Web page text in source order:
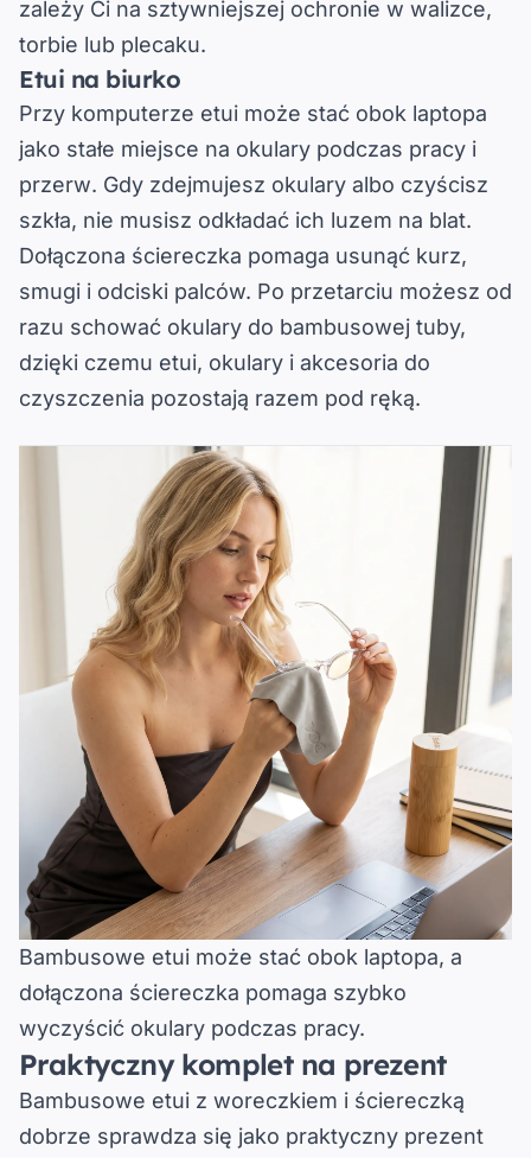
zależy Ci na sztywniejszej ochronie w walizce,
torbie lub plecaku.
Etui na biurko
Przy komputerze etui może stać obok laptopa
jako stałe miejsce na okulary podczas pracy i
przerw. Gdy zdejmujesz okulary albo czyścisz
szkła, nie musisz odkładać ich luzem na blat.
Dołączona ściereczka pomaga usunąć kurz,
smugi i odciski palców. Po przetarciu możesz od
razu schować okulary do bambusowej tuby,
dzięki czemu etui, okulary i akcesoria do
czyszczenia pozostają razem pod ręką.
Bambusowe etui może stać obok laptopa, a
dołączona ściereczka pomaga szybko
wyczyścić okulary podczas pracy.
Praktyczny komplet na prezent
Bambusowe etui z woreczkiem i ściereczką
dobrze sprawdza się jako praktyczny prezent